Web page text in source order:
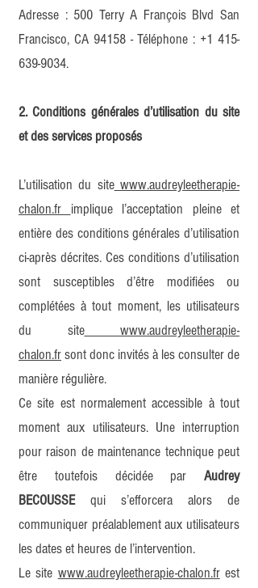
Adresse : 500 Terry A François Blvd San
Francisco, CA 94158 - Téléphone : +1 415-
639-9034.
2. Conditions générales d’utilisation du site
et des services proposés
L’utilisation du sitewww.audreyleetherapie-
chalon.fr implique l’acceptation pleine et
entière des conditions générales d’utilisation
ci-après décrites. Ces conditions d’utilisation
sont susceptibles d’être modifiées ou
complétées à tout moment, les utilisateurs
du sitewww.audreyleetherapie-
chalon.frsont donc invités à les consulter de
manière régulière.
Ce site est normalement accessible à tout
moment aux utilisateurs. Une interruption
pour raison de maintenance technique peut
être toutefois décidée par Audrey
BECOUSSEqui s’efforcera alors de
communiquer préalablement aux utilisateurs
les dates et heures de l’intervention.
Le site www.audreyleetherapie-chalon.frest